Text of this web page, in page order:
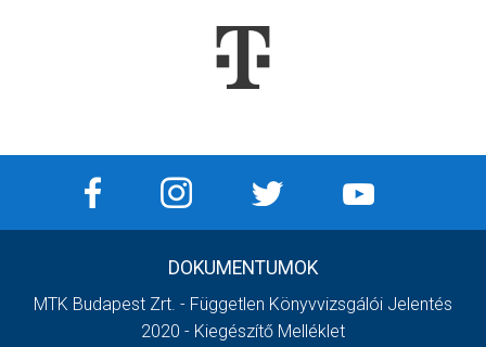
DOKUMENTUMOK
MTK Budapest Zrt. - Független Könyvvizsgálói Jelentés
2020 - Kiegészítő Melléklet